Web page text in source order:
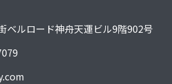
ベルロード神舟天運ビル9階902号